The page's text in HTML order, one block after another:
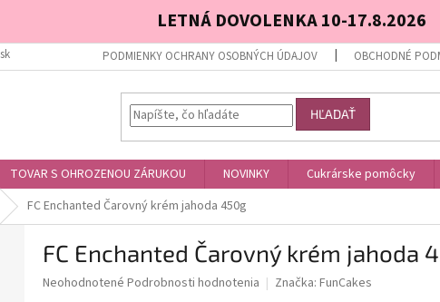
LETNÁ DOVOLENKA 10-17.8.2026
PODMIENKY OCHRANY OSOBNÝCH ÚDAJOV OBCHODNÉ
HĽADAŤ
TOVAR S OHROZENOU ZÁRUKOU NOVINKY Cukrárske pomôcky
FC Enchanted Čarovný krém jahoda 450g
FC Enchanted Čarovný krém jahoda
Priemerné
Neohodnotené Podrobnosti hodnotenia Značka: FunCakes